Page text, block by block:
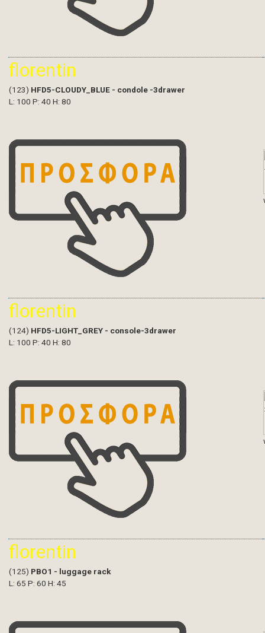
florentin
(123) HFD5-CLOUDY_BLUE - condole -3drawer
L: 100 P: 40 H: 80
florentin
(124) HFD5-LIGHT_GREY - console-3drawer
L: 100 P: 40 H: 80
florentin
(125) PBO1 - luggage rack
L: 65 P: 60 H: 45